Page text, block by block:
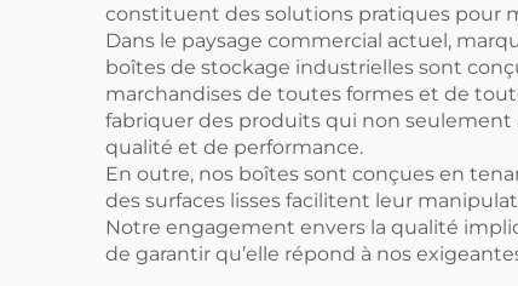
constituent des solutions pratiques pour
Dans le paysage commercial actuel,
boîtes de stockage industrielles sont
marchandises de toutes formes et de
fabriquer des produits qui non
qualité et de performance.
En outre, nos boîtes sont conçues en
des surfaces lisses facilitent leur
Notre engagement envers la qualité
de garantir qu’elle répond à nos